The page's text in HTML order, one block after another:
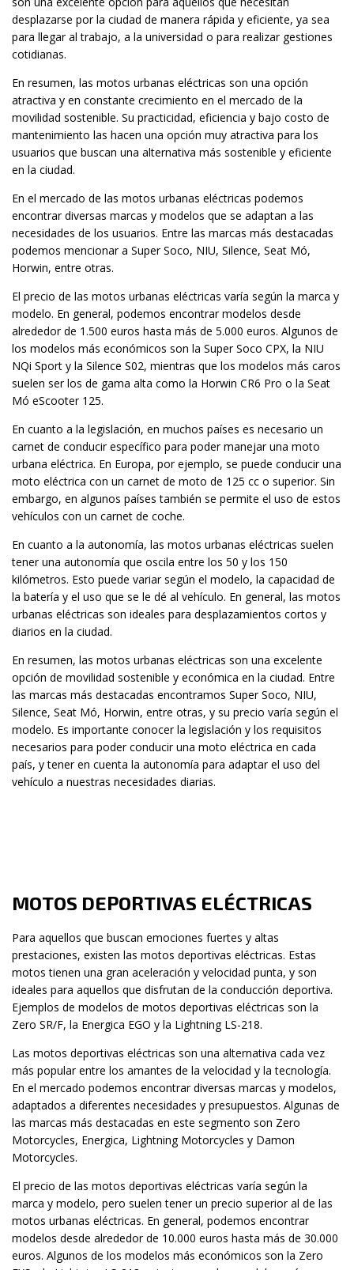
desplazarse por la ciudad de manera rápida y eficiente, ya sea
para llegar al trabajo, a la universidad o para realizar gestiones
cotidianas.
En resumen, las motos urbanas eléctricas son una opción
atractiva y en constante crecimiento en el mercado de la
movilidad sostenible. Su practicidad, eficiencia y bajo costo de
mantenimiento las hacen una opción muy atractiva para los
usuarios que buscan una alternativa más sostenible y eficiente
en la ciudad.
En el mercado de las motos urbanas eléctricas podemos
encontrar diversas marcas y modelos que se adaptan a las
necesidades de los usuarios. Entre las marcas más destacadas
podemos mencionar a Super Soco, NIU, Silence, Seat Mó,
Horwin, entre otras.
El precio de las motos urbanas eléctricas varía según la marca y
modelo. En general, podemos encontrar modelos desde
alrededor de 1.500 euros hasta más de 5.000 euros. Algunos de
los modelos más económicos son la Super Soco CPX, la NIU
NQi Sport y la Silence S02, mientras que los modelos más caros
suelen ser los de gama alta como la Horwin CR6 Pro o la Seat
Mó eScooter 125.
En cuanto a la legislación, en muchos países es necesario un
carnet de conducir específico para poder manejar una moto
urbana eléctrica. En Europa, por ejemplo, se puede conducir una
moto eléctrica con un carnet de moto de 125 cc o superior. Sin
embargo, en algunos países también se permite el uso de estos
vehículos con un carnet de coche.
En cuanto a la autonomía, las motos urbanas eléctricas suelen
tener una autonomía que oscila entre los 50 y los 150
kilómetros. Esto puede variar según el modelo, la capacidad de
la batería y el uso que se le dé al vehículo. En general, las motos
urbanas eléctricas son ideales para desplazamientos cortos y
diarios en la ciudad.
En resumen, las motos urbanas eléctricas son una excelente
opción de movilidad sostenible y económica en la ciudad. Entre
las marcas más destacadas encontramos Super Soco, NIU,
Silence, Seat Mó, Horwin, entre otras, y su precio varía según el
modelo. Es importante conocer la legislación y los requisitos
necesarios para poder conducir una moto eléctrica en cada
país, y tener en cuenta la autonomía para adaptar el uso del
vehículo a nuestras necesidades diarias.
MOTOS DEPORTIVAS ELÉCTRICAS
Para aquellos que buscan emociones fuertes y altas
prestaciones, existen las motos deportivas eléctricas. Estas
motos tienen una gran aceleración y velocidad punta, y son
ideales para aquellos que disfrutan de la conducción deportiva.
Ejemplos de modelos de motos deportivas eléctricas son la
Zero SR/F, la Energica EGO y la Lightning LS-218.
Las motos deportivas eléctricas son una alternativa cada vez
más popular entre los amantes de la velocidad y la tecnología.
En el mercado podemos encontrar diversas marcas y modelos,
adaptados a diferentes necesidades y presupuestos. Algunas de
las marcas más destacadas en este segmento son Zero
Motorcycles, Energica, Lightning Motorcycles y Damon
Motorcycles.
El precio de las motos deportivas eléctricas varía según la
marca y modelo, pero suelen tener un precio superior al de las
motos urbanas eléctricas. En general, podemos encontrar
modelos desde alrededor de 10.000 euros hasta más de 30.000
euros. Algunos de los modelos más económicos son la Zero